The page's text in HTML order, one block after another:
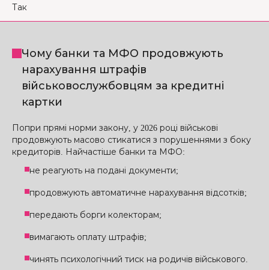
Так
Чому банки та МФО продовжують
нарахування штрафів
військовослужбовцям за кредитні
картки
Попри прямі норми закону, у 2026 році військові
продовжують масово стикатися з порушеннями з боку
кредиторів. Найчастіше банки та МФО:
не реагують на подані документи;
продовжують автоматичне нарахування відсотків;
передають борги колекторам;
вимагають оплату штрафів;
чинять психологічний тиск на родичів військового.